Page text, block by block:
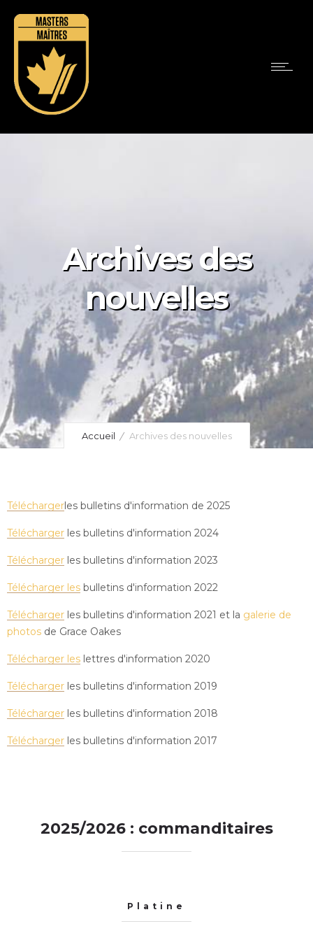
Archives des
nouvelles
Accueil Archives des nouvelles
Téléchargerles bulletins d'information de 2025
Télécharger les bulletins d'information 2024
Télécharger les bulletins d'information 2023
Télécharger les bulletins d'information 2022
Télécharger les bulletins d'information 2021 et la galerie de
photos de Grace Oakes
Télécharger les lettres d'information 2020
Télécharger les bulletins d'information 2019
Télécharger les bulletins d'information 2018
Télécharger les bulletins d'information 2017
2025/2026 : commanditaires
Platine